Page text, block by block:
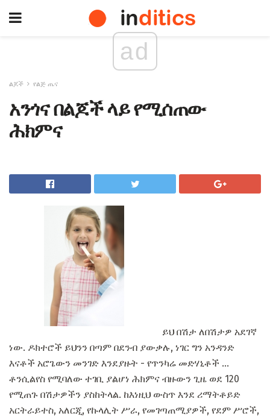
ad
ልጆች የልጅ ጤና
አንጎና በልጆች ላይ የሚሰጠው
ሕክምና
ይህ በሽታ ለበሽታዎ አደገኛ
ነው. ዶክተሮች ይህንን በጣም በደንብ ያውቃሉ, ነገር ግን አንዳንድ
እናቶች አሮጌውን መንገድ እንደያዙት - የጥንካሬ መድሃኒቶች ...
ቶንሲልየስ የሚባለው ተገቢ ያልሆነ ሕክምና ብዙውን ጊዜ ወደ 120
የሚጠጉ በሽታዎችን ያስከትላል. ከእነዚህ ውስጥ እንደ ሪማትቶይድ
አርትራይተስ, አለርጂ, የኩላሊት ሥራ, የመገጣጠሚያዎች, የደም ሥሮች,